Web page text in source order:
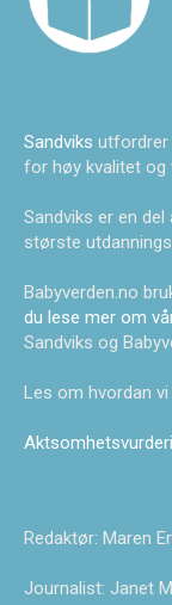
Sandviks utfordrer
for høy kvalitet og
Sandviks er en del
største
Babyverden.no
du lese mer om
Sandviks og
Les om hvordan vi
Redaktør: Maren
Journalist: Janet